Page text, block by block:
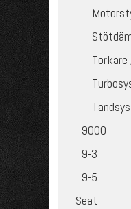
Torkare
9000
9-3
9-5
Seat